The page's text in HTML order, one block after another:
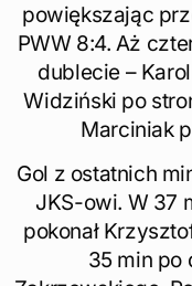
powiększając
PWW 8:4. Aż
dublecie –
Widziński po
Marciniak
Gol z ostatnich
JKS-owi. W 37
pokonał
35 min po